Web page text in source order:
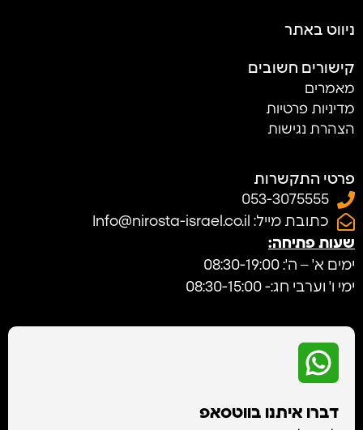
ניווט באתר
קישורים חשובים
מאמרים
מדיניות פרטיות
הצהרת נגישות
פרטי התקשרות
053-3075555
כתובת מייל: Info@nirosta-israel.co.il
שעות פתיחה:
ימים א' – ה': 08:30-19:00
ימי ו' וערבי חג:- 08:30-15:00
דברו איתנו בווטסאפ